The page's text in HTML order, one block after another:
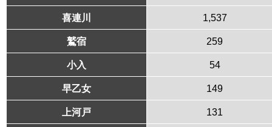
喜連川 1,537
鷲宿 259
小入 54
早乙女 149
上河戸 131